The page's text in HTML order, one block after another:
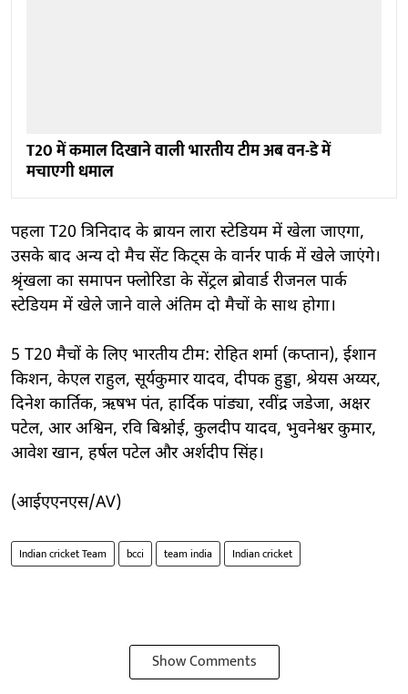
T20 में कमाल दिखाने वाली भारतीय टीम अब वन-डे में
मचाएगी धमाल
पहला T20 त्रिनिदाद के ब्रायन लारा स्टेडियम में खेला जाएगा,
उसके बाद अन्य दो मैच सेंट किट्स के वार्नर पार्क में खेले जाएंगे।
श्रृंखला का समापन फ्लोरिडा के सेंट्रल ब्रोवार्ड रीजनल पार्क
स्टेडियम में खेले जाने वाले अंतिम दो मैचों के साथ होगा।
5 T20 मैचों के लिए भारतीय टीम: रोहित शर्मा (कप्तान), ईशान
किशन, केएल राहुल, सूर्यकुमार यादव, दीपक हुड्डा, श्रेयस अय्यर,
दिनेश कार्तिक, ऋषभ पंत, हार्दिक पांड्या, रवींद्र जडेजा, अक्षर
पटेल, आर अश्विन, रवि बिश्नोई, कुलदीप यादव, भुवनेश्वर कुमार,
आवेश खान, हर्षल पटेल और अर्शदीप सिंह।
(आईएएनएस/AV)
Indian cricket Team bcci team india Indian cricket
Show Comments